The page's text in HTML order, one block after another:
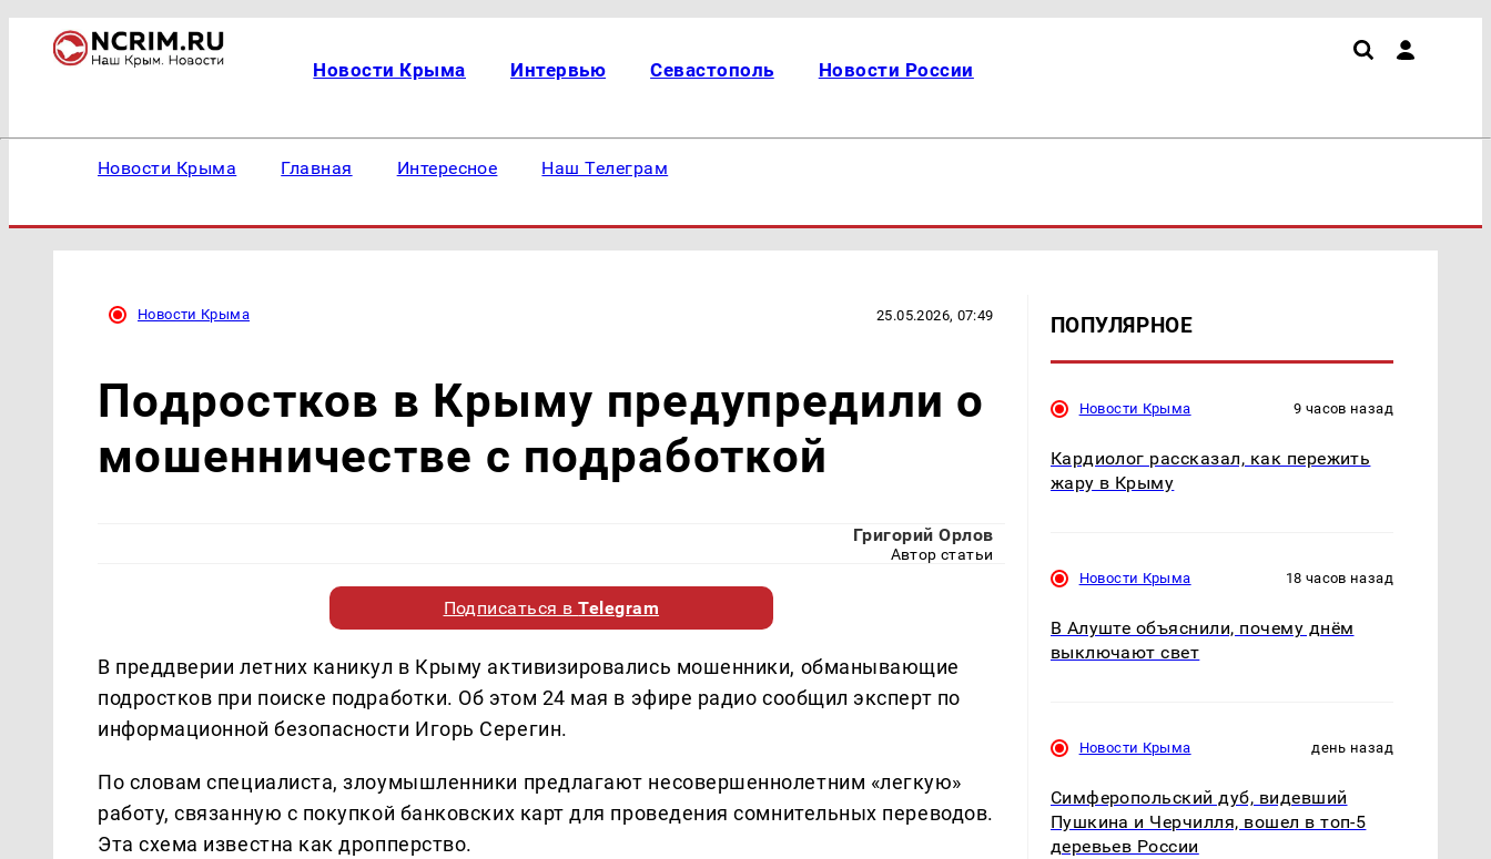
Новости Крыма Интервью Севастополь Новости России
Новости Крыма Главная Интересное Наш Телеграм
Новости Крыма 25.05.2026, 07:49
Подростков в Крыму предупредили о
мошенничестве с подработкой
Григорий Орлов
Автор статьи
Подписаться вTelegram
В преддверии летних каникул в Крыму активизировались мошенники, обманывающие
подростков при поиске подработки. Об этом 24 мая в эфире радио сообщил эксперт по
информационной безопасности Игорь Серегин.
По словам специалиста, злоумышленники предлагают несовершеннолетним «легкую»
работу, связанную с покупкой банковских карт для проведения сомнительных переводов.
Эта схема известна как дропперство.
ПОПУЛЯРНОЕ
Новости Крыма 9 часов назад
Кардиолог рассказал, как пережить
жару в Крыму
Новости Крыма 18 часов назад
В Алуште объяснили, почему днём
выключают свет
Новости Крыма день назад
Симферопольский дуб, видевший
Пушкина и Черчилля, вошел в топ-5
деревьев России